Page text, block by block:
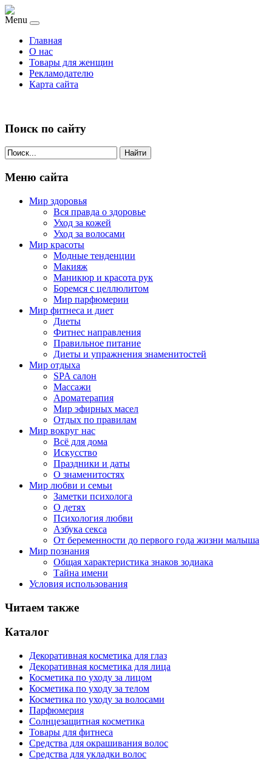
Menu
Главная
О нас
Товары для женщин
Рекламодателю
Карта сайта
Поиск по сайту
Найти
Меню сайта
Мир здоровья
Вся правда о здоровье
Уход за кожей
Уход за волосами
Мир красоты
Модные тенденции
Макияж
Маникюр и красота рук
Боремся с целлюлитом
Мир парфюмерии
Мир фитнеса и диет
Диеты
Фитнес направления
Правильное питание
Диеты и упражнения знаменитостей
Мир отдыха
SPA салон
Массажи
Ароматерапия
Мир эфирных масел
Отдых по правилам
Мир вокруг нас
Всё для дома
Искусство
Праздники и даты
О знаменитостях
Мир любви и семьи
Заметки психолога
О детях
Психология любви
Азбука секса
От беременности до первого года жизни малыша
Мир познания
Общая характеристика знаков зодиака
Тайна имени
Условия использования
Читаем также
Каталог
Декоративная косметика для глаз
Декоративная косметика для лица
Косметика по уходу за лицом
Косметика по уходу за телом
Косметика по уходу за волосами
Парфюмерия
Солнцезащитная косметика
Товары для фитнеса
Средства для окрашивания волос
Средства для укладки волос